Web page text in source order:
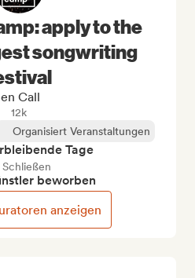
apply to the
songwriting
Call
12k
Organisiert Veranstaltungen
Tage
beworben
anzeigen